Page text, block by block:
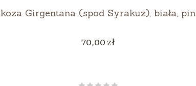
koza Girgentana (spod Syrakuz), biała, pin
Cena
70,00 zł